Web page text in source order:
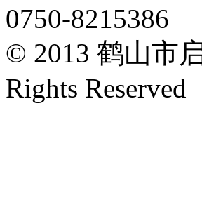
0750-8215386
© 2013 鹤山市
Rights Reserved